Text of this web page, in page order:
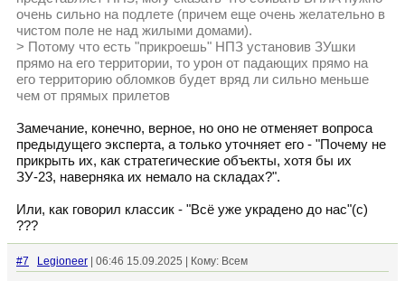
очень сильно на подлете (причем еще очень желательно в
чистом поле не над жилыми домами).
> Потому что есть "прикроешь" НПЗ установив ЗУшки
прямо на его территории, то урон от падающих прямо на
его территорию обломков будет вряд ли сильно меньше
чем от прямых прилетов
Замечание, конечно, верное, но оно не отменяет вопроса
предыдущего эксперта, а только уточняет его - "Почему не
прикрыть их, как стратегические объекты, хотя бы их
ЗУ-23, наверняка их немало на складах?".
Или, как говорил классик - "Всё уже украдено до нас"(с)
???
#7 Legioneer | 06:46 15.09.2025 | Кому: Всем